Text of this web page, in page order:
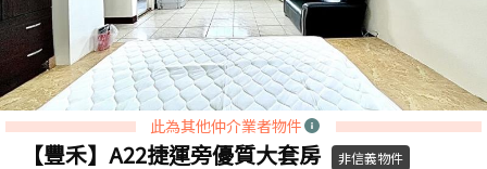
此為其他仲介業者物件
【豐禾】A22捷運旁優質大套房 非信義物件